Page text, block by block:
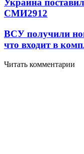
Украина
СМИ2912
ВСУ получили
что входит в
Читать комментарии